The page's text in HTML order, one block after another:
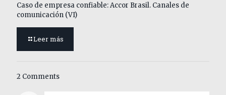
Caso de empresa confiable: Accor Brasil. Canales de
comunicación (VI)
Leer más
2 Comments